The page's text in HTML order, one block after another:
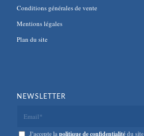
Conditions générales de vente
Mentions légales
Plan du site
NEWSLETTER
J'accepte lapolitique de confidentialitédu site